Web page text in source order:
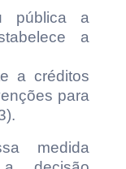
pública a
a
a créditos
para
medida